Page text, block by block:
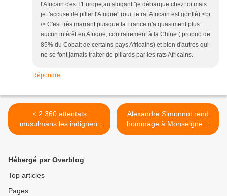
l'Africain c'est l'Europe,au slogant "je débarque chez toi mais
je t'accuse de piller l'Afrique" (oui, le rat Africain est gonflé) <br
/> C'est très marrant puisque la France n'a quasiment plus
aucun intérêt en Afrique, contrairement à la Chine ( proprio de
85% du Cobalt de certains pays Africains) et bien d'autres qui
ne se font jamais traiter de pillards par les rats Africains.
Répondre
< 2 360 attentats
musulmans les indignent
moins qu’un seul attentat
Alexandre Simonnot rend
hommage à Monseigneur
Lefebvre >
Hébergé par Overblog
Top articles
Pages